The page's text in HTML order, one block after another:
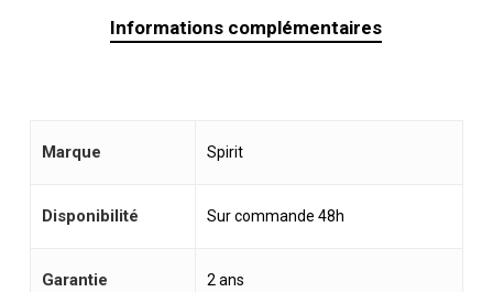
Informations complémentaires
Marque Spirit
Disponibilité Sur commande 48h
Garantie 2 ans